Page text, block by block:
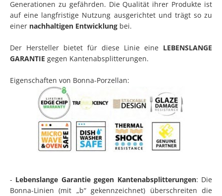
Generationen zu gefährden. Die Qualität ihrer Produkte ist
auf eine langfristige Nutzung ausgerichtet und trägt so zu
einer nachhaltigen Entwicklung bei.
Der Hersteller bietet für diese Linie eine LEBENSLANGE
GARANTIE gegen Kantenabsplitterungen.
Eigenschaften von Bonna-Porzellan:
- Lebenslange Garantie gegen Kantenabsplitterungen: Die
Bonna-Linien (mit „b“ gekennzeichnet) überschreiten die